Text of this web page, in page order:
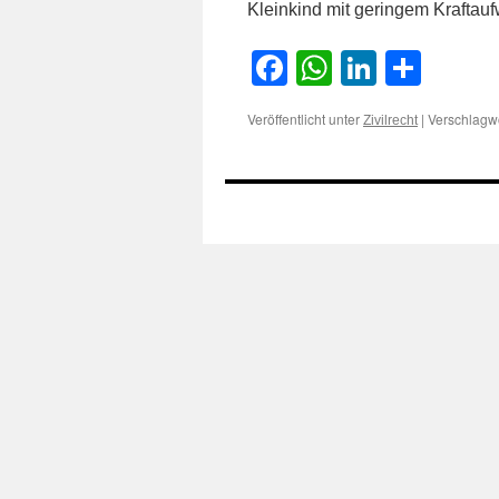
Kleinkind mit geringem
Facebook
WhatsApp
LinkedIn
Veröffentlicht unter Zivilrecht |